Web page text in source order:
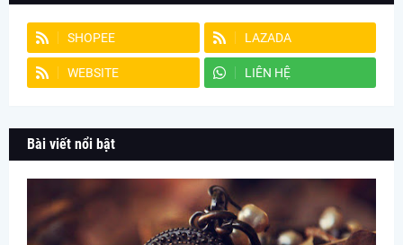
SHOPEE LAZADA
WEBSITE LIÊN HỆ
Bài viết nổi bật